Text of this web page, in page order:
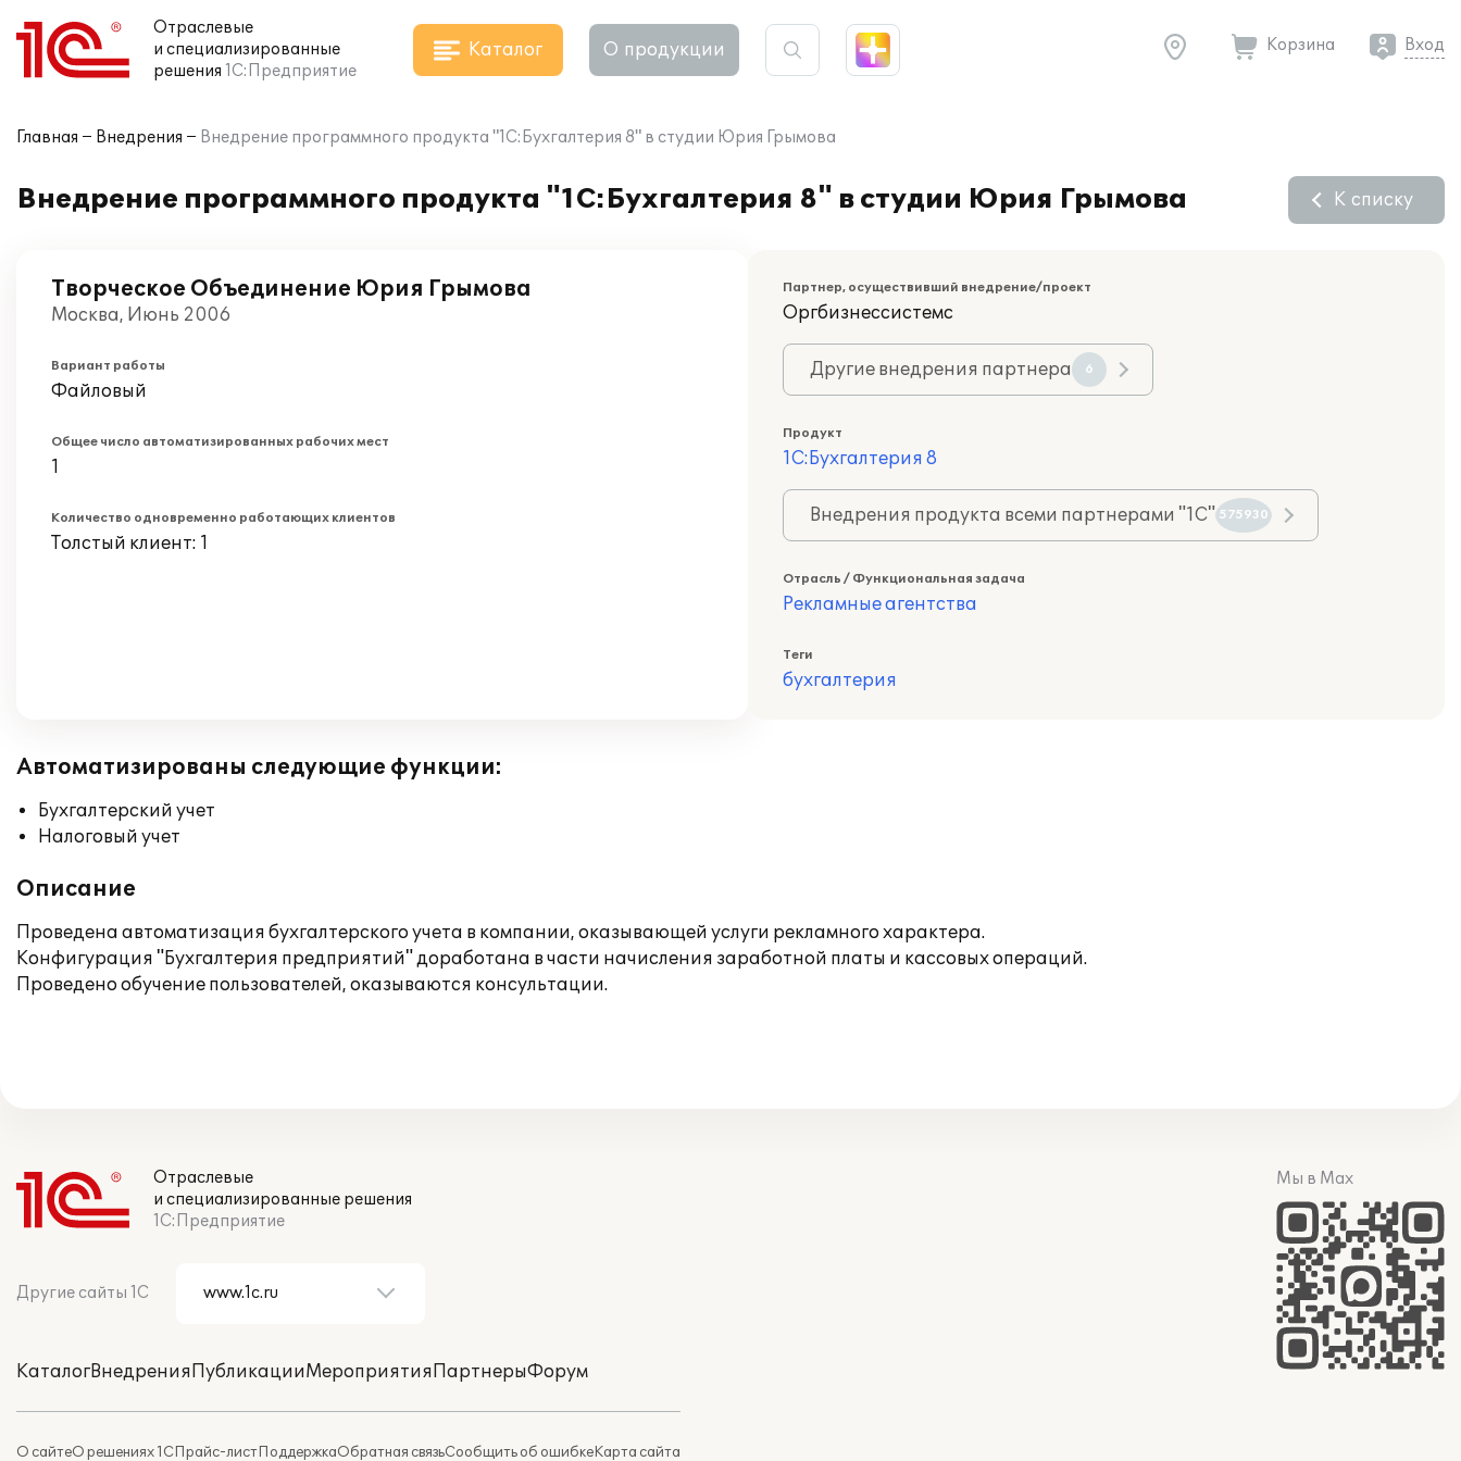
Отраслевые
и специализированные
решения 1С:Предприятие
Каталог О продукции Корзина Вход
Главная Внедрения Внедрение программного продукта "1С:Бухгалтерия 8" в студии Юрия Грымова
Внедрение программного продукта "1С:Бухгалтерия 8" в студии Юрия Грымова К списку
Творческое Объединение Юрия Грымова
Москва, Июнь 2006
Вариант работы
Файловый
Общее число автоматизированных рабочих мест
1
Количество одновременно работающих клиентов
Толстый клиент: 1
Партнер, осуществивший внедрение/проект
Оргбизнессистемс
Другие внедрения партнера 6
Продукт
1С:Бухгалтерия 8
Внедрения продукта всеми партнерами "1С" 575930
Отрасль / Функциональная задача
Рекламные агентства
Теги
бухгалтерия
Автоматизированы следующие функции:
Бухгалтерский учет
Налоговый учет
Описание
Проведена автоматизация бухгалтерского учета в компании, оказывающей услуги рекламного характера.
Конфигурация "Бухгалтерия предприятий" доработана в части начисления заработной платы и кассовых операций.
Проведено обучение пользователей, оказываются консультации.
Отраслевые
и специализированные решения
1С:Предприятие
Другие сайты 1С
КаталогВнедренияПубликацииМероприятияПартнерыФорум
О сайтеО решениях 1СПрайс-листПоддержкаОбратная связьСообщить об ошибкеКарта сайта
Мы в Max